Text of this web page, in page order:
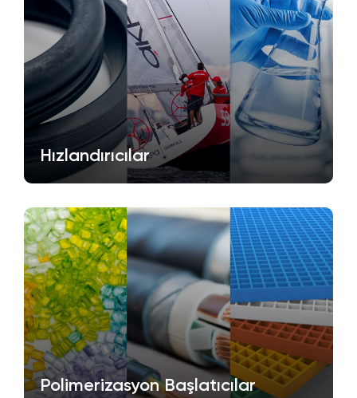
Hızlandırıcılar
Polimerizasyon Başlatıcılar